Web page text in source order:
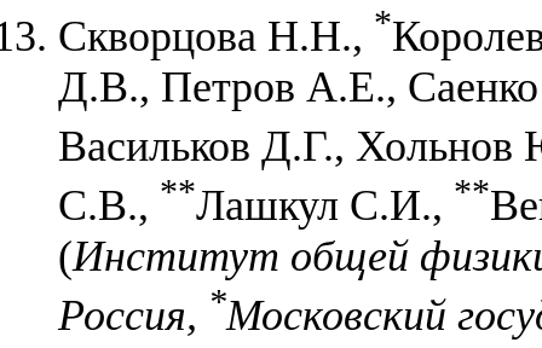
Скворцова Н.Н., *
Д.В., Петров А.Е.,
Васильков Д.Г.,
С.В., **Лашкул С.И., **
(Институт общей
Россия, *Московский